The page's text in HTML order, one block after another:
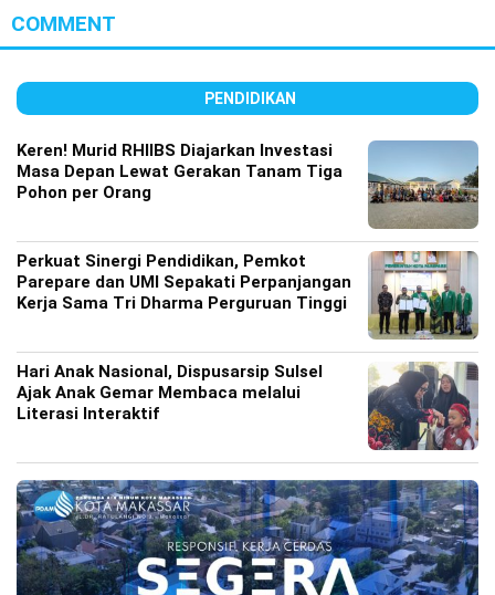
COMMENT
PENDIDIKAN
Keren! Murid RHIIBS Diajarkan Investasi
Masa Depan Lewat Gerakan Tanam Tiga
Pohon per Orang
Perkuat Sinergi Pendidikan, Pemkot
Parepare dan UMI Sepakati Perpanjangan
Kerja Sama Tri Dharma Perguruan Tinggi
Hari Anak Nasional, Dispusarsip Sulsel
Ajak Anak Gemar Membaca melalui
Literasi Interaktif